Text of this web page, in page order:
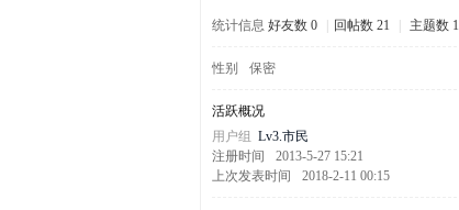
统计信息 好友数 0 回帖数 21 主题数 1
性别 保密
活跃概况
用户组 Lv3.市民
注册时间
2013-5-27 15:21
上次发表时间
2018-2-11 00:15